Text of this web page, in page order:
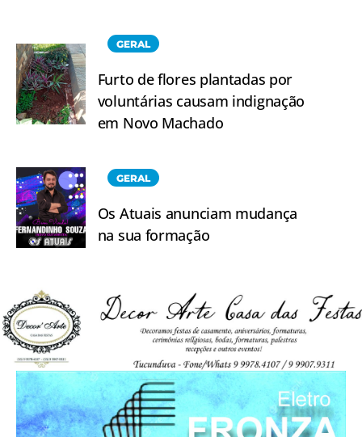
GERAL
Furto de flores plantadas por
voluntárias causam indignação
em Novo Machado
GERAL
Os Atuais anunciam mudança
na sua formação